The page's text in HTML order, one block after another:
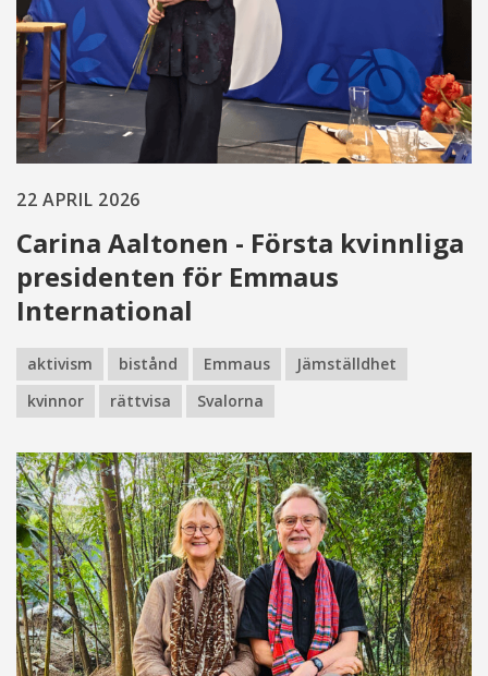
22 APRIL 2026
Carina Aaltonen - Första kvinnliga
presidenten för Emmaus
International
aktivism bistånd Emmaus
Jämställdhet
kvinnor
rättvisa Svalorna